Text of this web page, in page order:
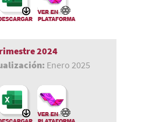
2024
Enero 2025